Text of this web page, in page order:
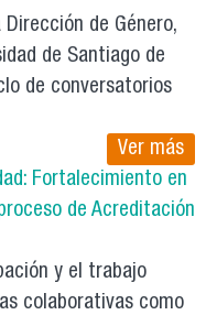
de Género,
de Santiago de
de conversatorios
Ver más
Fortalecimiento en
de Acreditación
y el trabajo
colaborativas como